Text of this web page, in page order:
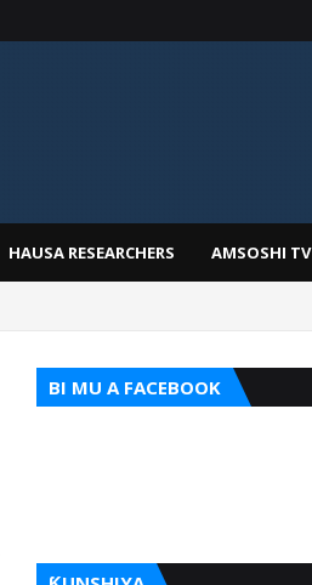
HAUSA RESEARCHERS AMSOSHI TV
BI MU A FACEBOOK